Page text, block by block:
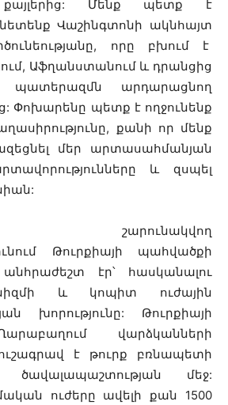
Մենք պետք է
Վաշինգտոնի ակնհայտ
որը բխում է
Աֆղանստանում և դրանցից
պատերազմն արդարացնող
Փոխարենը պետք է ողջունենք
քանի որ մենք
մեր արտասահմանյան
և զսպել
շարունակվող
Թուրքիայի պահվածքի
անհրաժեշտ էր՝ հասկանալու
և կոպիտ ուժային
խորությունը: Թուրքիայի
վարձկանների
է թուրք բռնապետի
ծավալապաշտության մեջ:
ուժերը ավելի քան 1500